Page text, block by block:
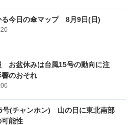
る今日の傘マップ 8月9日(日)
お盆休みは台風15号の動向に注
のおそれ
号(チャンホン) 山の日に東北南部
能性